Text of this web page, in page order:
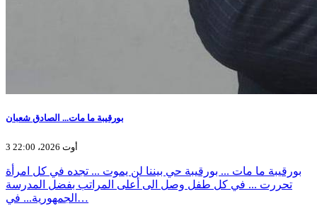
بورقيبة ما مات... الصادق شعبان
3 أوت 2026، 22:00
بورقيبة ما مات ... بورقيبة حي بيننا لن يموت ... تجده في كل امرأة
تحررت ... في كل طفل وصل الى أعلى المراتب بفضل المدرسة
الجمهورية... في…